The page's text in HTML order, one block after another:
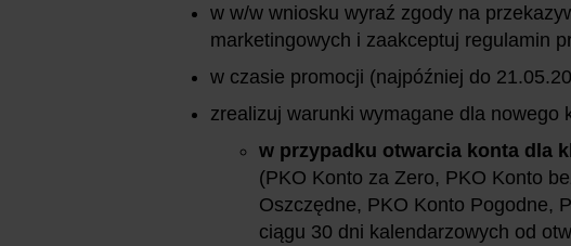
w w/w wniosku wyraź zgody na
marketingowych i zaakceptuj regulamin
w czasie promocji (najpóźniej do
zrealizuj warunki wymagane dla nowego
w przypadku otwarcia konta dla
(PKO Konto za Zero, PKO Konto
Oszczędne, PKO Konto Pogodne,
ciągu 30 dni kalendarzowych od